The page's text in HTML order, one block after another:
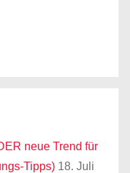
neue Trend für
Tipps) 18. Juli